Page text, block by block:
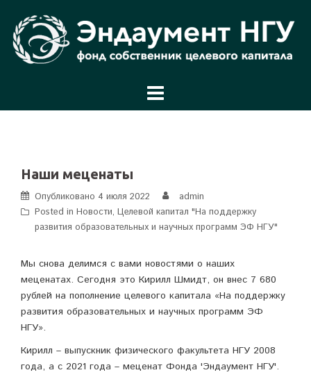
содержимому
Наши меценаты
Опубликовано 4 июля 2022
admin
Posted in Новости, Целевой капитал "На поддержку
развития образовательных и научных программ ЭФ НГУ"
Мы снова делимся с вами новостями о наших
меценатах. Сегодня это Кирилл Шмидт, он внес 7 680
рублей на пополнение целевого капитала «На поддержку
развития образовательных и научных программ ЭФ
НГУ».
Кирилл – выпускник физического факультета НГУ 2008
года, а с 2021 года – меценат Фонда 'Эндаумент НГУ'.